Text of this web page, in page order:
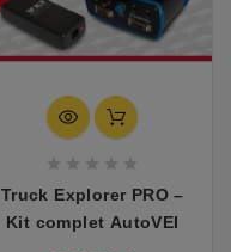
    
Truck Explorer PRO –
Kit complet AutoVEI